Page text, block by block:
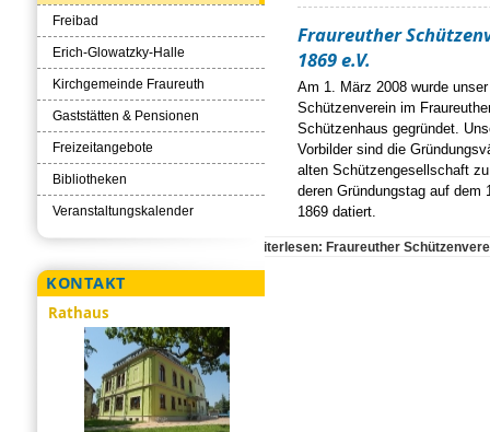
Fraureuther
1869 e.V.
Am 1. März 2008 wurde unser
Schützenverein im
Schützenhaus gegründet.
Vorbilder sind die
alten Schützengesellschaft
deren Gründungstag auf dem
1869 datiert.
Weiterlesen: Fraureuther
Freibad
Erich-Glowatzky-Halle
Kirchgemeinde Fraureuth
Gaststätten & Pensionen
Freizeitangebote
Bibliotheken
Veranstaltungskalender
KONTAKT
Rathaus